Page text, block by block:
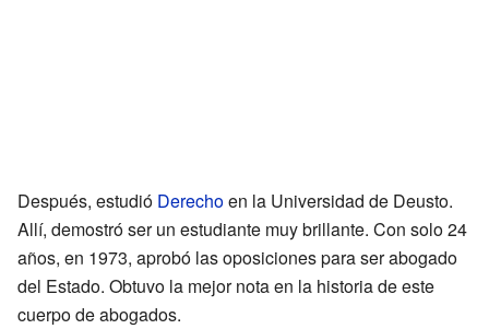
Después, estudió Derechoen la Universidad de Deusto.
Allí, demostró ser un estudiante muy brillante. Con solo 24
años, en 1973, aprobó las oposiciones para ser abogado
del Estado. Obtuvo la mejor nota en la historia de este
cuerpo de abogados.